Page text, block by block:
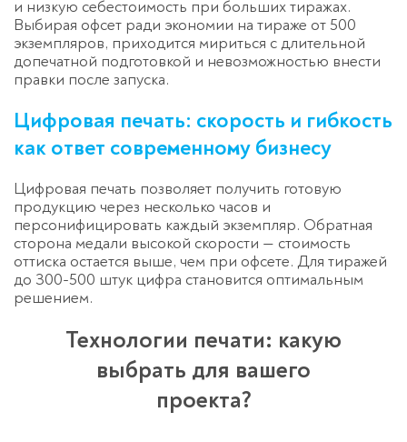
и низкую себестоимость при больших тиражах.
Выбирая офсет ради экономии на тираже от 500
экземпляров, приходится мириться с длительной
допечатной подготовкой и невозможностью внести
правки после запуска.
Цифровая печать: скорость и гибкость
как ответ современному бизнесу
Цифровая печать позволяет получить готовую
продукцию через несколько часов и
персонифицировать каждый экземпляр. Обратная
сторона медали высокой скорости — стоимость
оттиска остается выше, чем при офсете. Для тиражей
до 300-500 штук цифра становится оптимальным
решением.
Технологии печати: какую
выбрать для вашего
проекта?